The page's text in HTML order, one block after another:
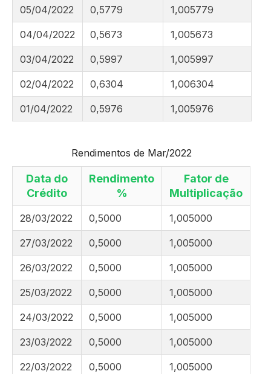
05/04/2022 0,5779 1,005779
04/04/2022 0,5673 1,005673
03/04/2022 0,5997 1,005997
02/04/2022 0,6304 1,006304
01/04/2022 0,5976 1,005976
Rendimentos de Mar/2022
Data do
Crédito
Rendimento
%
Fator de
Multiplicação
28/03/2022 0,5000 1,005000
27/03/2022 0,5000 1,005000
26/03/2022 0,5000 1,005000
25/03/2022 0,5000 1,005000
24/03/2022 0,5000 1,005000
23/03/2022 0,5000 1,005000
22/03/2022 0,5000 1,005000